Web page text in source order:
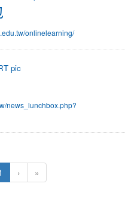
停課不停學-便利包
onlinelearning/
news_lunchbox.php?
(目前頁次)
› »